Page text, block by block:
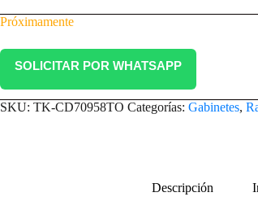
Próximamente
SOLICITAR POR WHATSAPP
SKU: TK-CD70958TO Categorías: Gabinetes,
Descripción